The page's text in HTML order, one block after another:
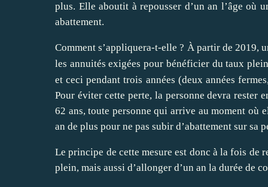
plus. Elle aboutit à repousser d’un an l’âge où
abattement.
Comment s’appliquera-t-elle ? À partir de 2019,
les annuités exigées pour bénéficier du taux
et ceci pendant trois années (deux années
Pour éviter cette perte, la personne devra rester
62 ans, toute personne qui arrive au moment
an de plus pour ne pas subir d’abattement sur
Le principe de cette mesure est donc à la fois de
plein, mais aussi d’allonger d’un an la durée de